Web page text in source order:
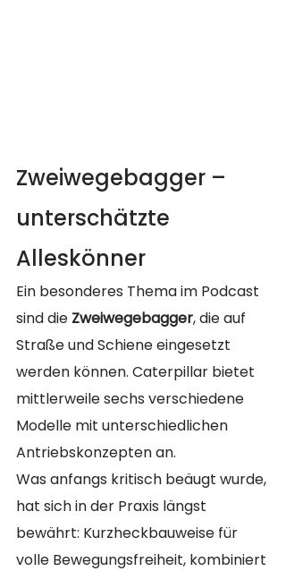
Zweiwegebagger –
unterschätzte
Alleskönner
Ein besonderes Thema im Podcast
sind die Zweiwegebagger, die auf
Straße und Schiene eingesetzt
werden können. Caterpillar bietet
mittlerweile sechs verschiedene
Modelle mit unterschiedlichen
Antriebskonzepten an.
Was anfangs kritisch beäugt wurde,
hat sich in der Praxis längst
bewährt: Kurzheckbauweise für
volle Bewegungsfreiheit, kombiniert